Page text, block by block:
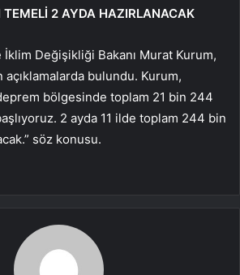
2 AYDA HAZIRLANACAK
Değişikliği Bakanı Murat Kurum,
bulundu. Kurum,
bölgesinde toplam 21 bin 244
2 ayda 11 ilde toplam 244 bin
söz konusu.